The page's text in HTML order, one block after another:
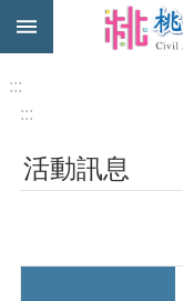
跳到主要內容區塊
市
民
進
:::
:::
活動訊息